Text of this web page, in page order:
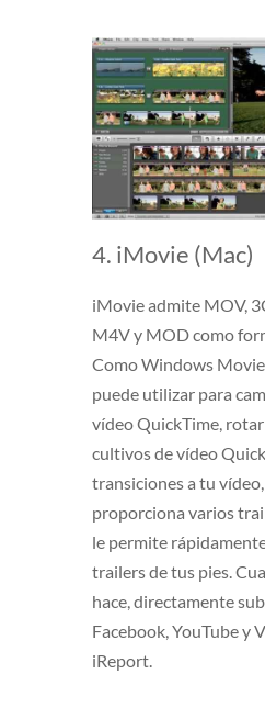
4. iMovie (Mac)
iMovie admite MOV,
M4V y MOD como
Como Windows
puede utilizar para
vídeo QuickTime,
cultivos de vídeo
transiciones a tu vídeo,
proporciona varios
le permite
trailers de tus pies.
hace, directamente
Facebook, YouTube y
iReport.